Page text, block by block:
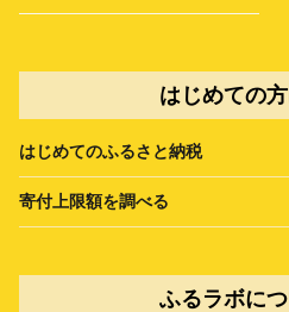
はじめての
はじめてのふるさと納税
寄付上限額を調べる
ふるラボに